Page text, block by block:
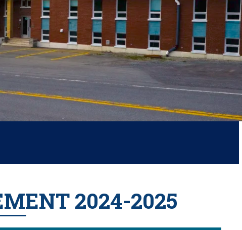
2024-2025